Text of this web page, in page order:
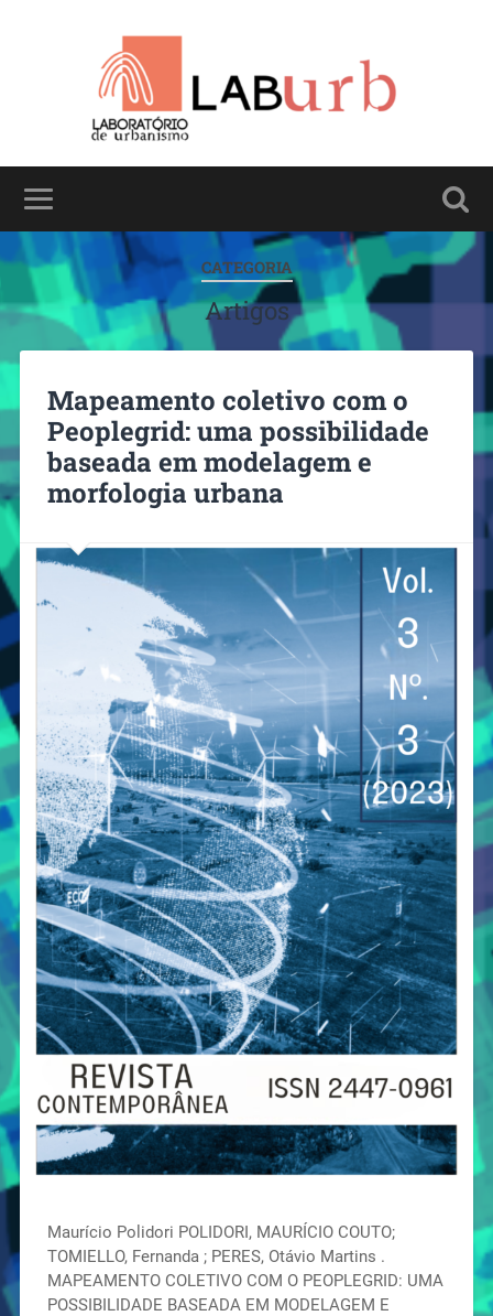
CATEGORIA
Artigos
Mapeamento coletivo com o
Peoplegrid: uma possibilidade
baseada em modelagem e
morfologia urbana
Maurício Polidori POLIDORI, MAURÍCIO COUTO;
TOMIELLO, Fernanda ; PERES, Otávio Martins .
MAPEAMENTO COLETIVO COM O PEOPLEGRID: UMA
POSSIBILIDADE BASEADA EM MODELAGEM E